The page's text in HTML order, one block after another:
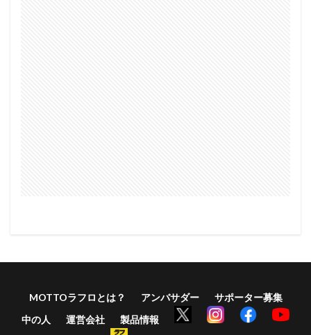
MOTTOラフロとは？ アンバサダー
サポーター募集
中の人
運営会社 製品情報